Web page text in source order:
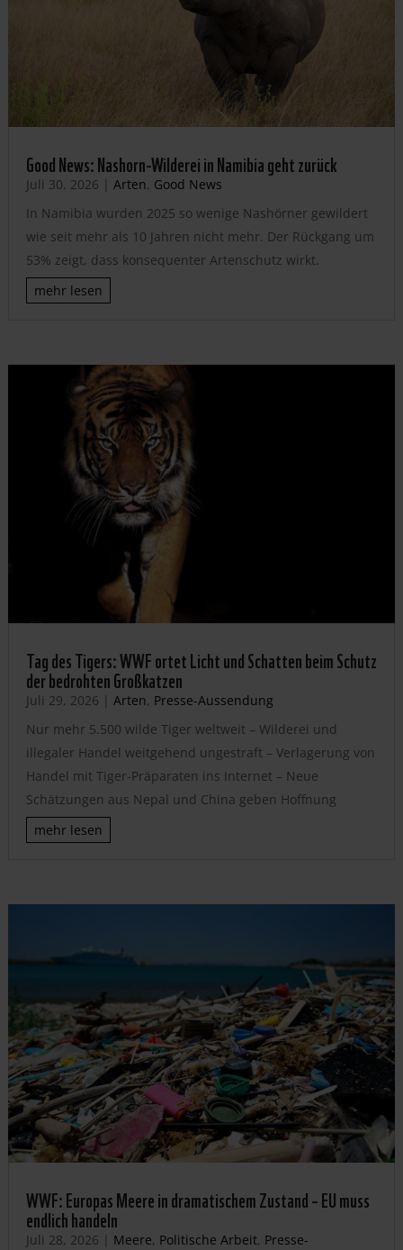
Good News: Nashorn-Wilderei in Namibia geht zurück
Juli 30, 2026 | Arten, Good News
In Namibia wurden 2025 so wenige Nashörner gewildert
wie seit mehr als 10 Jahren nicht mehr. Der Rückgang um
53% zeigt, dass konsequenter Artenschutz wirkt.
mehr lesen
Tag des Tigers: WWF ortet Licht und Schatten beim Schutz
der bedrohten Großkatzen
Juli 29, 2026 | Arten, Presse-Aussendung
Nur mehr 5.500 wilde Tiger weltweit – Wilderei und
illegaler Handel weitgehend ungestraft – Verlagerung von
Handel mit Tiger-Präparaten ins Internet – Neue
Schätzungen aus Nepal und China geben Hoffnung
mehr lesen
WWF: Europas Meere in dramatischem Zustand – EU muss
endlich handeln
Juli 28, 2026 | Meere, Politische Arbeit, Presse-